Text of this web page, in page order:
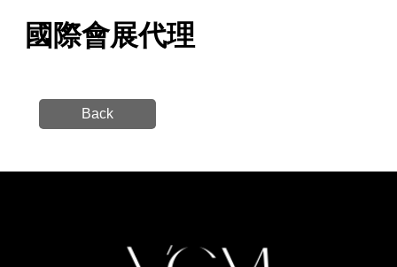
國際會展代理
Back